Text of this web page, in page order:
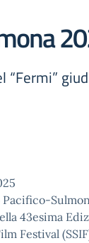
“Fermi”
Pacifico-
43esima
Festival